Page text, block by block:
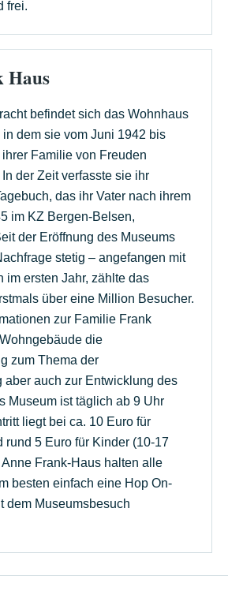
frei.
Haus
befindet sich das Wohnhaus
dem sie vom Juni 1942 bis
Familie von Freuden
der Zeit verfasste sie ihr
das ihr Vater nach ihrem
im KZ Bergen-Belsen,
der Eröffnung des Museums
stetig – angefangen mit
im ersten Jahr, zählte das
über eine Million Besucher.
zur Familie Frank
die
zum Thema der
aber auch zur Entwicklung des
Museum ist täglich ab 9 Uhr
liegt bei ca. 10 Euro für
rund 5 Euro für Kinder (10-17
Frank-Haus halten alle
besten einfach eine Hop On-
dem Museumsbesuch